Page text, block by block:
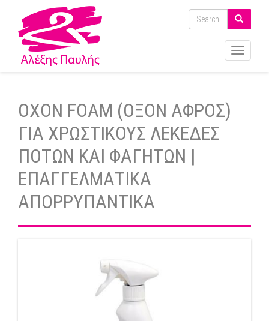
OXON FOAM (ΟΞΟΝ ΑΦΡΟΣ)
ΓΙΑ ΧΡΩΣΤΙΚΟΥΣ ΛΕΚΕΔΕΣ
ΠΟΤΩΝ ΚΑΙ ΦΑΓΗΤΩΝ |
ΕΠΑΓΓΕΛΜΑΤΙΚΑ
ΑΠΟΡΡΥΠΑΝΤΙΚΑ
Toggle